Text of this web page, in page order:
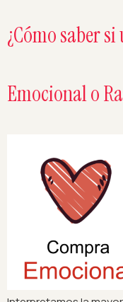
¿Cómo saber
Emocional o